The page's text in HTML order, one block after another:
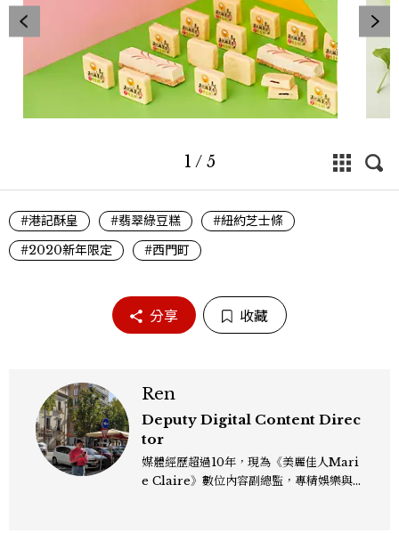
1 / 5
#港記酥皇 #翡翠綠豆糕
#紐約芝士條
#2020新年限定
#西門町
分享 收藏
Ren
Deputy Digital Content Direc
tor
媒體經歷超過10年，現為《美麗佳人Mari
e Claire》數位內容副總監，專精娛樂與